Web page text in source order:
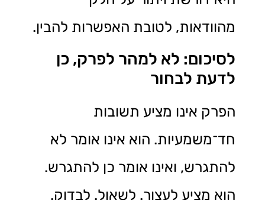
מהוודאות, לטובת האפשרות להבין.
לסיכום: לא למהר לפרק, כן
לדעת לבחור
הפרק אינו מציע תשובות
חד־משמעיות. הוא אינו אומר לא
להתגרש, ואינו אומר כן להתגרש.
הוא מציע לעצור. לשאול. לבדוק.